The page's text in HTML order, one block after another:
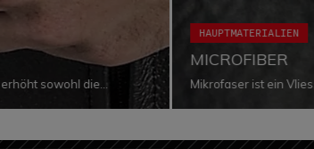
sowohl die
Luft der Vergangenheit an
Situation gewährleistet.
HAUPTMATERIALIEN
MICROFIBER
Mikrofaser ist ein
auszeichnet. Weitere